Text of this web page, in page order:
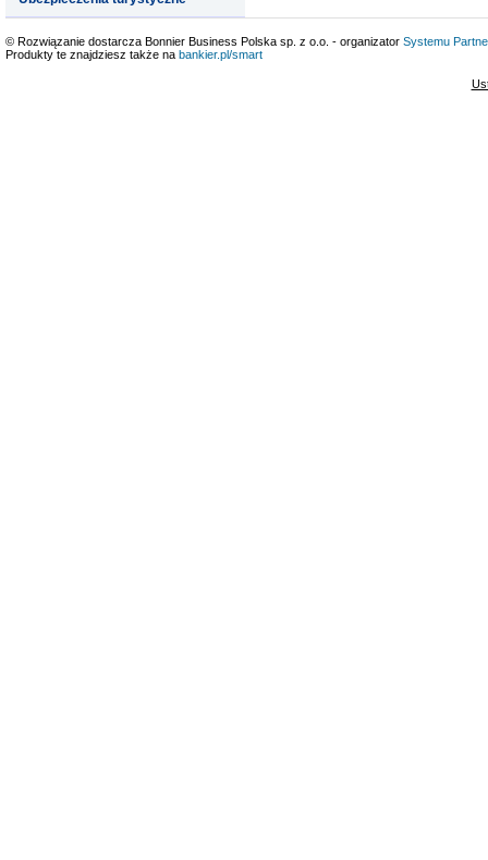
© Rozwiązanie dostarcza Bonnier Business Polska sp. z o.o. - organizator Systemu
Produkty te znajdziesz także na bankier.pl/smart